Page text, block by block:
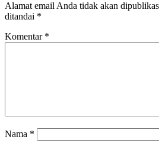
Alamat email Anda tidak akan
ditandai *
Komentar *
Nama *